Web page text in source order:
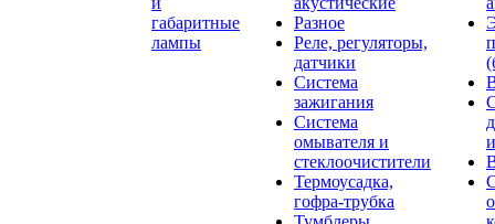
габаритные
лампы
Разное
Реле, регуляторы,
датчики
Система
зажигания
Система
омывателя и
стеклоочистители
Термоусадка,
гофра-трубка